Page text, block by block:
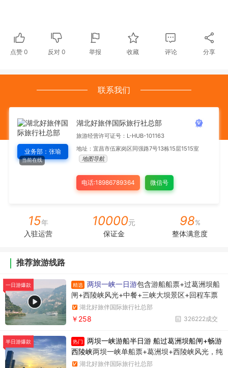
点赞 0 反对0 举报 收藏 评论 分享
联系我们
当前在线
业务部：张瑜
湖北好旅伴国际旅行社总部
旅游经营许可证号：L-HUB-101163
地址：宜昌市伍家岗区同强路7号13栋15层1515室
地图导航
电话:18986789364 微信号
15年
入驻运营
10000元
保证金
98%
整体满意度
推荐旅游线路
一日游爆款 精选 两坝一峡一日游包含游船船票+过葛洲坝船
闸+西陵峡风光+中餐+三峡大坝景区+回程车票
湖北好旅伴国际旅行社总部
326222成交
￥258
半日游爆款 热门
两坝一峡游船半日游 船过葛洲坝船闸+畅游
西陵峡两坝一峡单船票+葛洲坝+西陵峡风光，纯
玩无购物，时间短内容丰富
湖北好旅伴国际旅行社总部